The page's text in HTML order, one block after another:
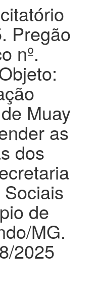
Pregão
nº.
Muay
as
dos
de
MG.
2025